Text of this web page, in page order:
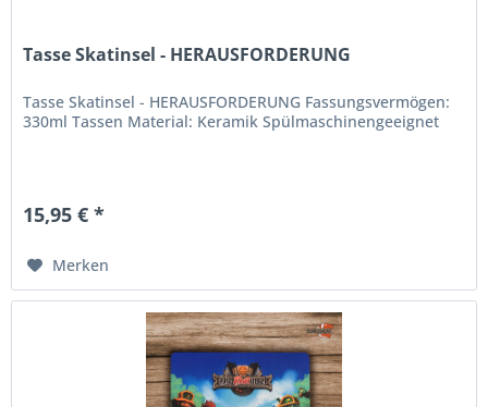
Tasse Skatinsel - HERAUSFORDERUNG
Tasse Skatinsel - HERAUSFORDERUNG Fassungsvermögen:
330ml Tassen Material: Keramik Spülmaschinengeeignet
15,95 € *
Merken